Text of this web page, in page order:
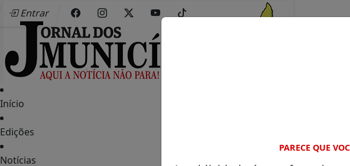
Entrar
Início
Edições
Notícias
PARECE QUE